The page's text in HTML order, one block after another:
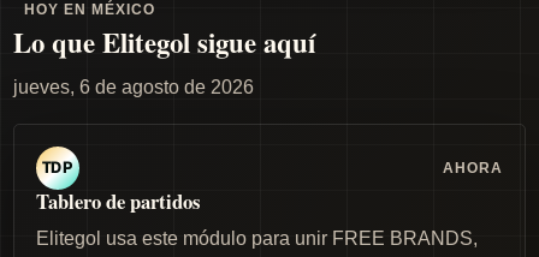
HOY EN MÉXICO
Lo que Elitegol sigue aquí
jueves, 6 de agosto de 2026
TDP AHORA
Tablero de partidos
Elitegol usa este módulo para unir FREE BRANDS,